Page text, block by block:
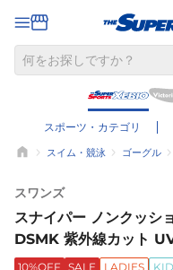
スポーツ・カテゴリ
スイム・競泳 ゴーグル
スワンズ
スナイパー ノンクッシ
DSMK 紫外線カット
10%OFF SALE LADIES